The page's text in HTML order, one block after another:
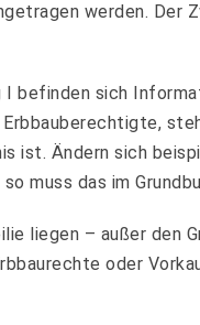
werden.
befinden sich
Ändern sich
muss das im
liegen – außer den
oder